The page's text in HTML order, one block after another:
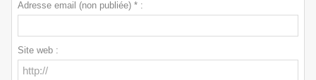
Adresse email (non publiée) * :
Site web :